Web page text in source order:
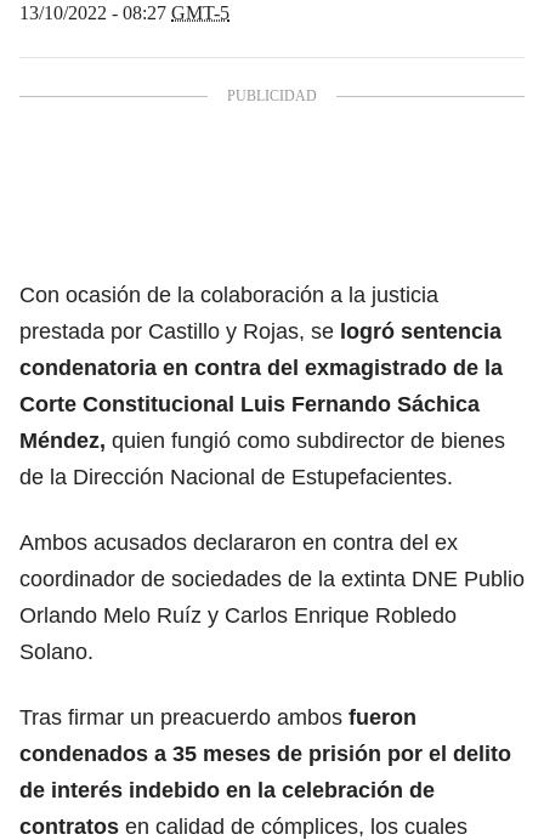
13/10/2022 - 08:27 GMT-5
Con ocasión de la colaboración a la justicia
prestada por Castillo y Rojas, se logró sentencia
condenatoria en contra del exmagistrado de la
Corte Constitucional Luis Fernando Sáchica
Méndez, quien fungió como subdirector de bienes
de la Dirección Nacional de Estupefacientes.
Ambos acusados declararon en contra del ex
coordinador de sociedades de la extinta DNE Publio
Orlando Melo Ruíz y Carlos Enrique Robledo
Solano.
Tras firmar un preacuerdo ambos fueron
condenados a 35 meses de prisión por el delito
de interés indebido en la celebración de
contratos en calidad de cómplices, los cuales